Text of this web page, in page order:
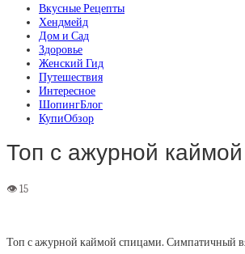
Вкусные Рецепты
Хендмейд
Дом и Сад
Здоровье
Женский Гид
Путешествия
Интересное
ШопингБлог
КупиОбзор
Топ с ажурной каймой
Топ с ажурной каймой спицами. Симпатичный